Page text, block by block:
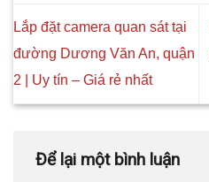
Lắp đặt camera quan sát tại
đường Dương Văn An, quận
2 | Uy tín – Giá rẻ nhất
Để lại một bình luận